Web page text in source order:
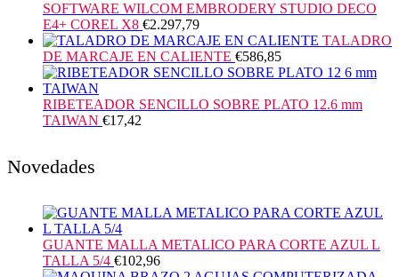
SOFTWARE WILCOM EMBRODERY STUDIO DECO
E4+ COREL X8 €2.297,79
TALADRO
DE MARCAJE EN CALIENTE €586,85
RIBETEADOR SENCILLO SOBRE PLATO 12.6 mm
TAIWAN €17,42
Novedades
GUANTE MALLA METALICO PARA CORTE AZUL L
TALLA 5/4 €102,96